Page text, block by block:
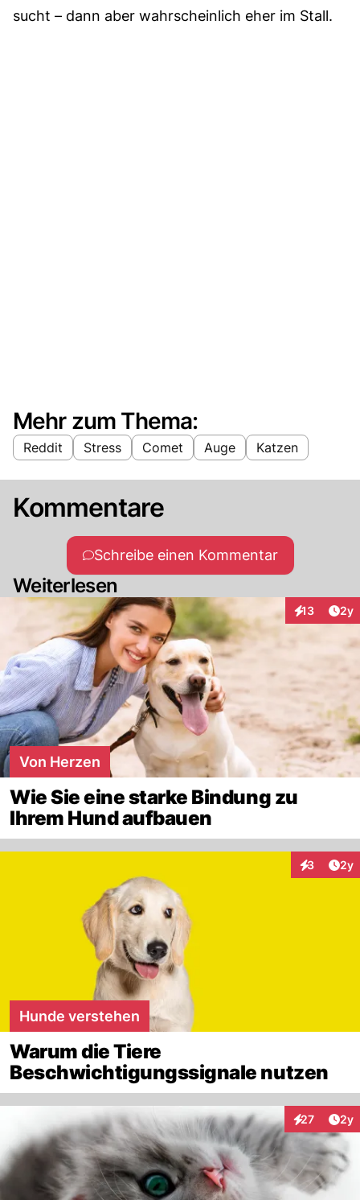
sucht – dann aber wahrscheinlich eher im Stall.
Mehr zum Thema:
Reddit Stress Comet Auge Katzen
Kommentare
Schreibe einen Kommentar
Weiterlesen
13 2y
Von Herzen
Wie Sie eine starke Bindung zu
Ihrem Hund aufbauen
3 2y
Hunde verstehen
Warum die Tiere
Beschwichtigungssignale nutzen
27
Interaktionen
2y